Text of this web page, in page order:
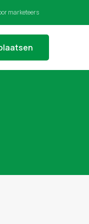
marketeers